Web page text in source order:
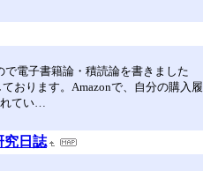
電子書籍論・積読論を書きました
おります。Amazonで、自分の購
れてい…
究日誌